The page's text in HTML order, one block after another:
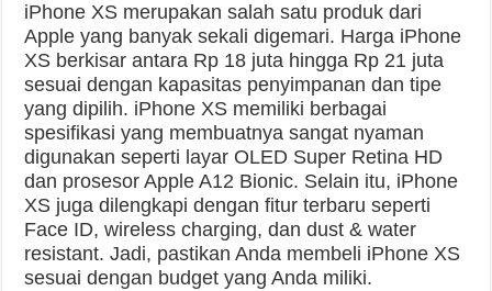
iPhone XS merupakan salah satu produk dari
Apple yang banyak sekali digemari. Harga iPhone
XS berkisar antara Rp 18 juta hingga Rp 21 juta
sesuai dengan kapasitas penyimpanan dan tipe
yang dipilih. iPhone XS memiliki berbagai
spesifikasi yang membuatnya sangat nyaman
digunakan seperti layar OLED Super Retina HD
dan prosesor Apple A12 Bionic. Selain itu, iPhone
XS juga dilengkapi dengan fitur terbaru seperti
Face ID, wireless charging, dan dust & water
resistant. Jadi, pastikan Anda membeli iPhone XS
sesuai dengan budget yang Anda miliki.